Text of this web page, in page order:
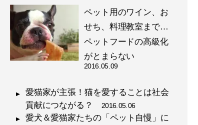
ペット用のワイン、お
せち、料理教室まで…
ペットフードの高級化
がとまらない
2016.05.09
愛猫家が主張！猫を愛することは社会
貢献につながる？ 2016.05.06
愛犬＆愛猫家たちの「ペット自慢」に